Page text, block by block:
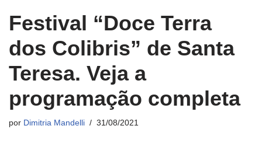
Festival “Doce Terra
dos Colibris” de Santa
Teresa. Veja a
programação completa
por Dimitria Mandelli 31/08/2021